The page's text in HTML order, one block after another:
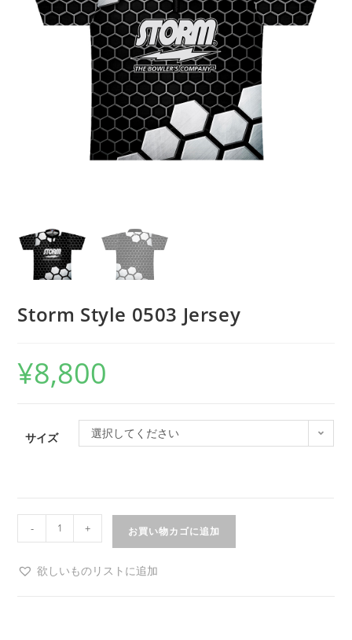
Storm Style 0503 Jersey
¥8,800
サイズ 選択してください
- + お買い物カゴに追加
欲しいものリストに追加